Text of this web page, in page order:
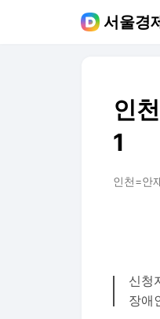
서울경
인
1
인천=안
신청
장애